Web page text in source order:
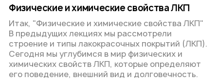
Физические и химические свойства ЛКП
Итак, "Физические и химические свойства ЛКП"
В предыдущих лекциях мы рассмотрели
строение и типы лакокрасочных покрытий (ЛКП).
Сегодня мы углубимся в мир физических и
химических свойств ЛКП, которые определяют
его поведение, внешний вид и долговечность.